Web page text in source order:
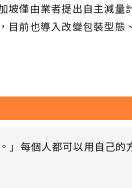
坡僅由業者提出自主減量
前也導入改變包裝型態
」每個人都可以用自己的